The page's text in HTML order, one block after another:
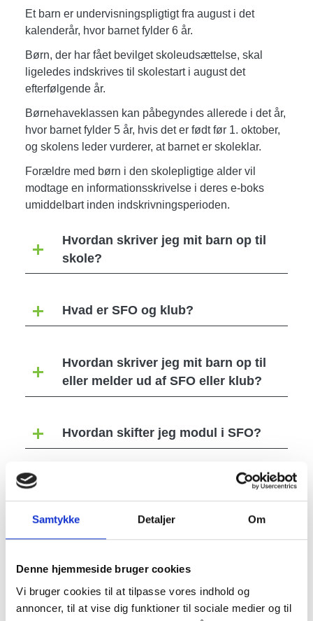
Samtykke Detaljer Om
Denne hjemmeside bruger cookies
Vi bruger cookies til at tilpasse vores indhold og
annoncer, til at vise dig funktioner til sociale medier og til
Et barn er undervisningspligtigt fra august i det
kalenderår, hvor barnet fylder 6 år.
Børn, der har fået bevilget skoleudsættelse, skal
ligeledes indskrives til skolestart i august det
efterfølgende år.
Børnehaveklassen kan påbegyndes allerede i det år,
hvor barnet fylder 5 år, hvis det er født før 1. oktober,
og skolens leder vurderer, at barnet er skoleklar.
Forældre med børn i den skolepligtige alder vil
modtage en informationsskrivelse i deres e-boks
umiddelbart inden indskrivningsperioden.
Hvordan skriver jeg mit barn op til
skole?
Hvad er SFO og klub?
Hvordan skriver jeg mit barn op til
eller melder ud af SFO eller klub?
Hvordan skifter jeg modul i SFO?
børnehaveklasse, SFO eller klub?
barn gå på?